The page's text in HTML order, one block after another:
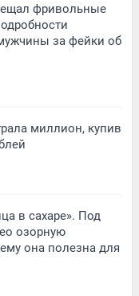
фривольные
за фейки об
миллион, купив
в сахаре». Под
озорную
она полезна для